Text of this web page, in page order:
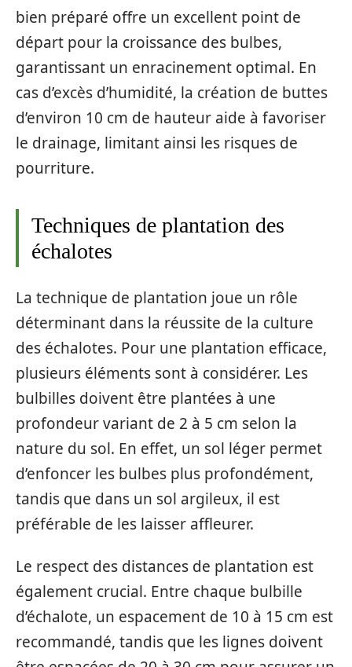
bien préparé offre un excellent point de
départ pour la croissance des bulbes,
garantissant un enracinement optimal. En
cas d’excès d’humidité, la création de buttes
d’environ 10 cm de hauteur aide à favoriser
le drainage, limitant ainsi les risques de
pourriture.
Techniques de plantation des
échalotes
La technique de plantation joue un rôle
déterminant dans la réussite de la culture
des échalotes. Pour une plantation efficace,
plusieurs éléments sont à considérer. Les
bulbilles doivent être plantées à une
profondeur variant de 2 à 5 cm selon la
nature du sol. En effet, un sol léger permet
d’enfoncer les bulbes plus profondément,
tandis que dans un sol argileux, il est
préférable de les laisser affleurer.
Le respect des distances de plantation est
également crucial. Entre chaque bulbille
d’échalote, un espacement de 10 à 15 cm est
recommandé, tandis que les lignes doivent